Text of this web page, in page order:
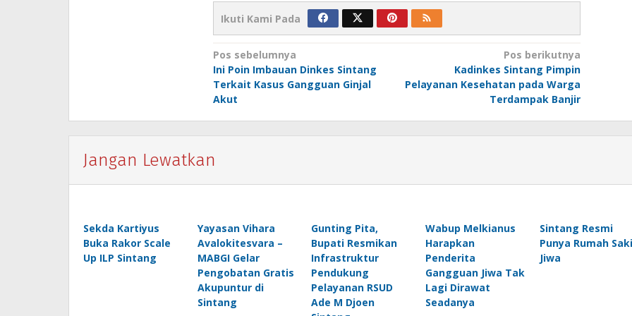
Ikuti Kami Pada
Navigasi
pos
Pos sebelumnya
Ini Poin Imbauan Dinkes Sintang
Terkait Kasus Gangguan Ginjal
Akut
Pos berikutnya
Kadinkes Sintang Pimpin
Pelayanan Kesehatan pada Warga
Terdampak Banjir
Jangan Lewatkan
Sekda Kartiyus
Buka Rakor Scale
Up ILP Sintang
Yayasan Vihara
Avalokitesvara –
MABGI Gelar
Pengobatan Gratis
Akupuntur di
Sintang
Gunting Pita,
Bupati Resmikan
Infrastruktur
Pendukung
Pelayanan RSUD
Ade M Djoen
Wabup Melkianus
Harapkan
Penderita
Gangguan Jiwa Tak
Lagi Dirawat
Seadanya
Sintang Resmi
Punya Rumah
Jiwa